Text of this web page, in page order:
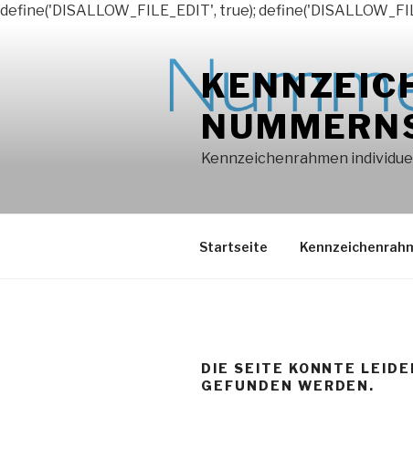
define('DISALLOW_FILE_EDIT', true);
Kennzeichenrahmen
Startseite
DIE SEITE KONNTE
GEFUNDEN WERDEN.